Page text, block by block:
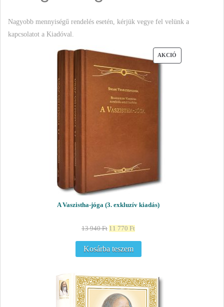
Nagyobb mennyiségű rendelés esetén, kérjük vegye fel velünk a
kapcsolatot a Kiadóval.
AKCIÓ
A Vaszistha-jóga (3. exkluzív kiadás)
13 940Ft 11 770 Ft
Kosárba teszem